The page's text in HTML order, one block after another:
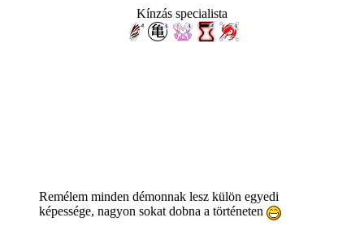
Kínzás specialista
Remélem minden démonnak lesz külön egyedi
képessége, nagyon sokat dobna a történeten